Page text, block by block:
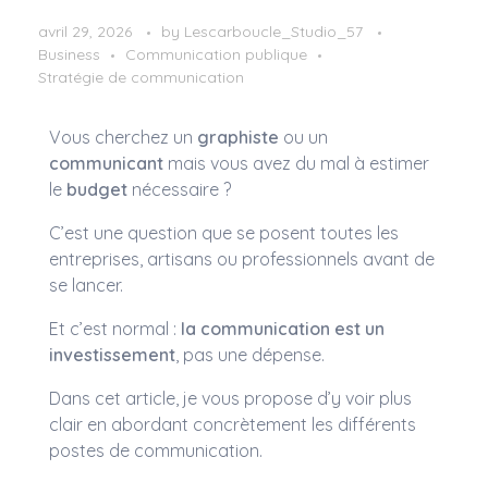
avril 29, 2026 by Lescarboucle_Studio_57
Business
Communication publique
Stratégie de communication
Vous cherchez un graphiste ou un
communicant mais vous avez du mal à estimer
le budget nécessaire ?
C’est une question que se posent toutes les
entreprises, artisans ou professionnels avant de
se lancer.
Et c’est normal : la communication est un
investissement, pas une dépense.
Dans cet article, je vous propose d’y voir plus
clair en abordant concrètement les différents
postes de communication.